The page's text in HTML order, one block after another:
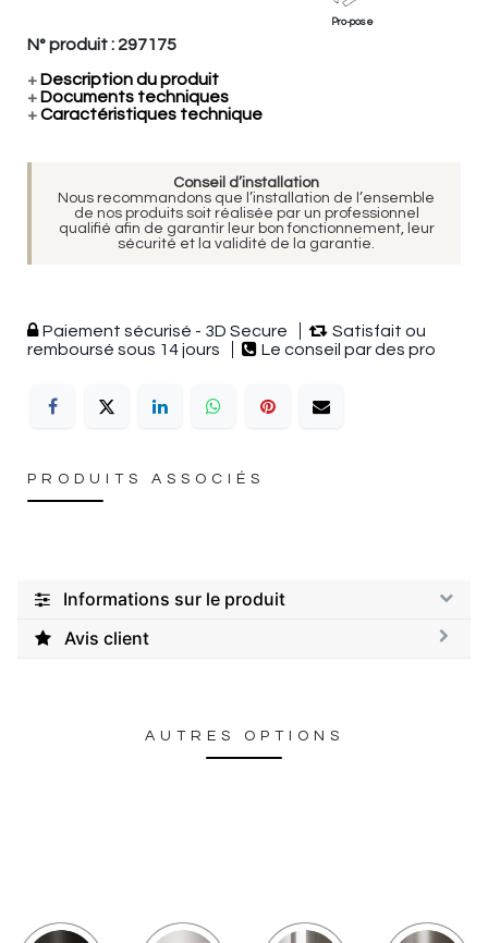
Pro-pose
N° produit : 297175
+ Description du produit
+ Documents techniques
+Caractéristiques technique
Conseil d’installation
Nous recommandons que l’installation de l’ensemble
de nos produits soit réalisée par un professionnel
qualifié afin de garantir leur bon fonctionnement, leur
sécurité et la validité de la garantie.
Paiement sécurisé - 3D Secure
Satisfait ou
remboursé sous 14 jours
Le conseil par des pro
PRODUITS ASSOCIÉS
Informations sur le produit
Avis client
AUTRES OPTIONS